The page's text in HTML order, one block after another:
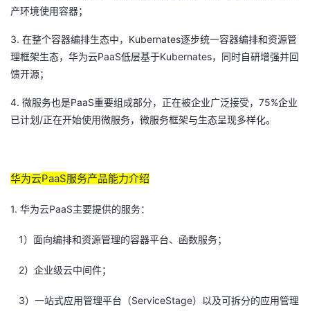
动
关
注
开
者
的
我
支
产环境使用容器；
3. 在整个容器编排生态中， Kubernates逐步统一容器编排和资源管
理框架生态，华为云PaaS低层基于Kubernates，同时自研增强并回
馈开源；
4. 微服务也是PaaS重要组成部分，正在被企业广泛接受， 75%企业
已计划 /正在开始使用微服务，微服务框架与生态呈现多样化。
华为云PaaS服务产品能力介绍
1. 华为云PaaS主要提供的服务：
1 ）面向编排和资源管理的容器平台、函数服务；
2）企业级云中间件；
3）一站式应用管理平台（ServiceStage）以及可拆分的应用管理